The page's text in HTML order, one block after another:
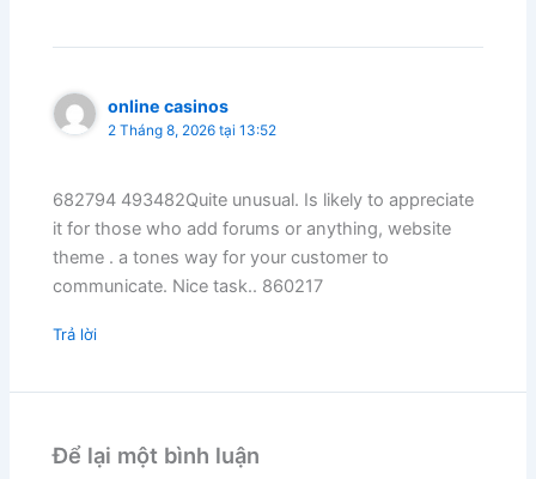
online casinos
2 Tháng 8, 2026 tại 13:52
682794 493482Quite unusual. Is likely to appreciate
it for those who add forums or anything, website
theme . a tones way for your customer to
communicate. Nice task.. 860217
Trả lời
Để lại một bình luận